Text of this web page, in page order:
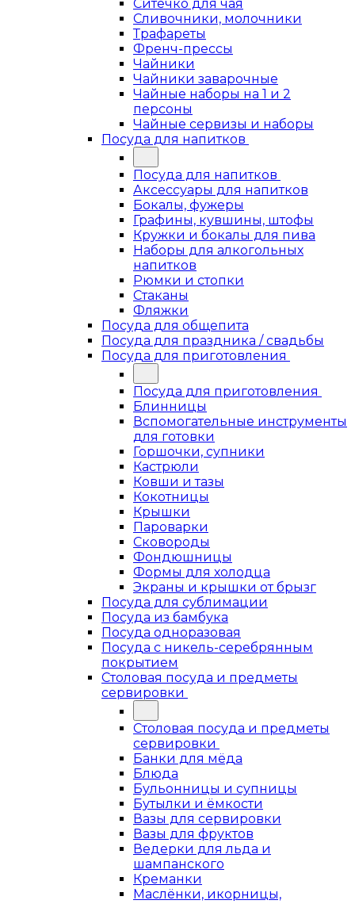
Ситечко для чая
Сливочники, молочники
Трафареты
Френч-прессы
Чайники
Чайники заварочные
Чайные наборы на 1 и 2
персоны
Чайные сервизы и наборы
Посуда для напитков
Посуда для напитков
Аксессуары для напитков
Бокалы, фужеры
Графины, кувшины, штофы
Кружки и бокалы для пива
Наборы для алкогольных
напитков
Рюмки и стопки
Стаканы
Фляжки
Посуда для общепита
Посуда для праздника / свадьбы
Посуда для приготовления
Посуда для приготовления
Блинницы
Вспомогательные инструменты
для готовки
Горшочки, супники
Кастрюли
Ковши и тазы
Кокотницы
Крышки
Пароварки
Сковороды
Фондюшницы
Формы для холодца
Экраны и крышки от брызг
Посуда для сублимации
Посуда из бамбука
Посуда одноразовая
Посуда с никель-серебрянным
покрытием
Столовая посуда и предметы
сервировки
Столовая посуда и предметы
сервировки
Банки для мёда
Блюда
Бульонницы и супницы
Бутылки и ёмкости
Вазы для сервировки
Вазы для фруктов
Ведерки для льда и
шампанского
Креманки
Маслёнки, икорницы,